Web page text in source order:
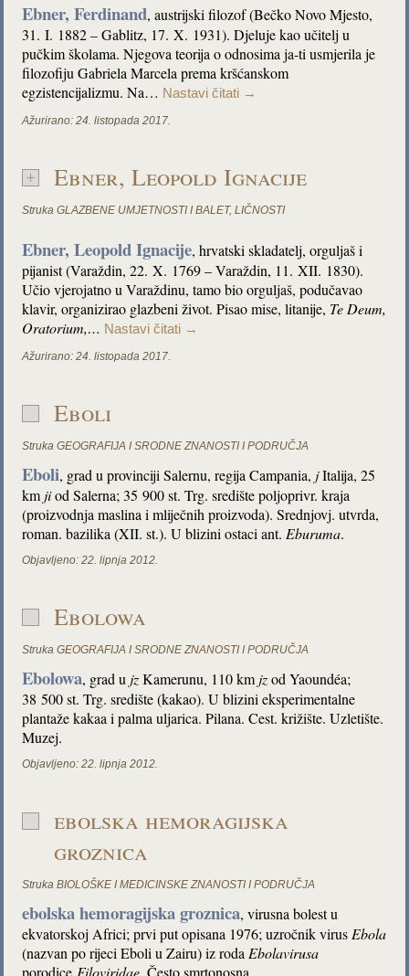
Ebner, Ferdinand, austrijski filozof (Bečko Novo Mjesto,
31. I. 1882 – Gablitz, 17. X. 1931). Djeluje kao učitelj u
pučkim školama. Njegova teorija o odnosima ja-ti usmjerila je
filozofiju Gabriela Marcela prema kršćanskom
egzistencijalizmu. Na… Nastavi čitati →
Ažurirano: 24. listopada 2017.
Ebner, Leopold Ignacije
Struka GLAZBENE UMJETNOSTI I BALET,LIČNOSTI
Ebner, Leopold Ignacije, hrvatski skladatelj, orguljaš i
pijanist (Varaždin, 22. X. 1769 – Varaždin, 11. XII. 1830).
Učio vjerojatno u Varaždinu, tamo bio orguljaš, podučavao
klavir, organizirao glazbeni život. Pisao mise, litanije, Te Deum,
Oratorium,… Nastavi čitati →
Ažurirano: 24. listopada 2017.
Eboli
Struka GEOGRAFIJA I SRODNE ZNANOSTI I PODRUČJA
Eboli, grad u provinciji Salernu, regija Campania, jItalija, 25
km jiod Salerna; 35 900 st. Trg. središte poljoprivr. kraja
(proizvodnja maslina i mliječnih proizvoda). Srednjovj. utvrda,
roman. bazilika (XII. st.). U blizini ostaci ant. Eburuma.
Objavljeno: 22. lipnja 2012.
Ebolowa
Struka GEOGRAFIJA I SRODNE ZNANOSTI I PODRUČJA
Ebolowa, grad u jzKamerunu, 110 km jzod Yaoundéa;
38 500 st. Trg. središte (kakao). U blizini eksperimentalne
plantaže kakaa i palma uljarica. Pilana. Cest. križište. Uzletište.
Muzej.
Objavljeno: 22. lipnja 2012.
ebolska hemoragijska
groznica
Struka BIOLOŠKE I MEDICINSKE ZNANOSTI I PODRUČJA
ebolska hemoragijska groznica, virusna bolest u
ekvatorskoj Africi; prvi put opisana 1976; uzročnik virus Ebola
(nazvan po rijeci Eboli u Zairu) iz roda Ebolavirusa
porodice Filoviridae . Često smrtonosna.